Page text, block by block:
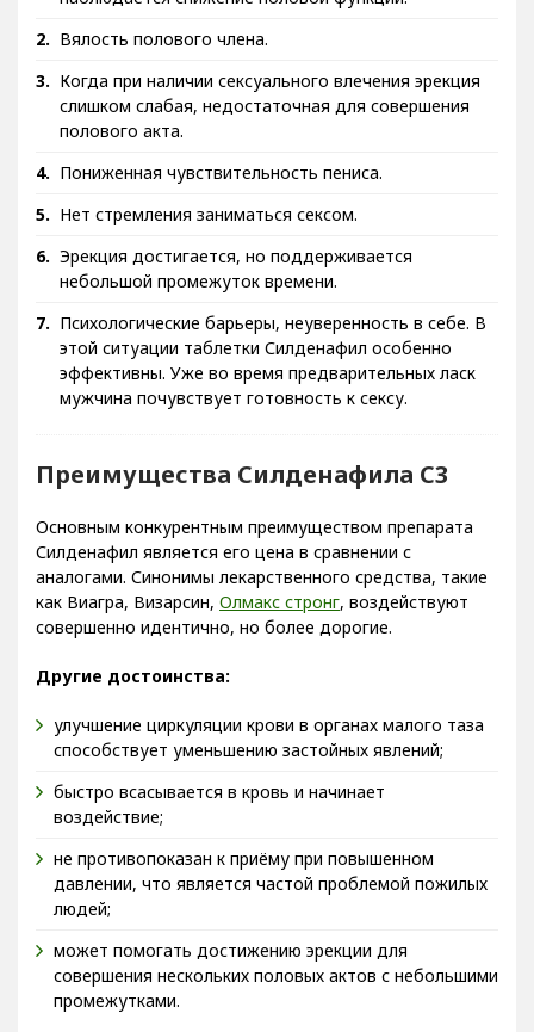
наблюдается снижение половой функции.
Когда при наличии сексуального влечения эрекция
слишком слабая, недостаточная для совершения
Пониженная чувствительность пениса.
Нет стремления заниматься сексом.
Эрекция достигается, но поддерживается
небольшой промежуток времени.
Психологические барьеры, неуверенность в себе. В
этой ситуации таблетки Силденафил особенно
эффективны. Уже во время предварительных ласк
мужчина почувствует готовность к сексу.
Преимущества Силденафила С3
Основным конкурентным преимуществом препарата
Силденафил является его цена в сравнении с
аналогами. Синонимы лекарственного средства, такие
как Виагра, Визарсин,Олмакс стронг, воздействуют
совершенно идентично, но более дорогие.
Другие достоинства:
улучшение циркуляции крови в органах малого таза
способствует уменьшению застойных явлений;
быстро всасывается в кровь и начинает
не противопоказан к приёму при повышенном
давлении, что является частой проблемой пожилых
может помогать достижению эрекции для
совершения нескольких половых актов с небольшими
промежутками.